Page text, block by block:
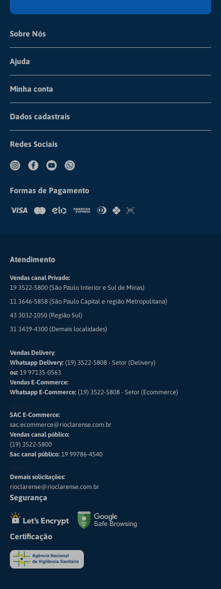
Sobre Nós
Pagamento
Institucional
Compliance
Ajuda
Trocas e Devoluções
Minha conta
Fazer Login
Dados cadastrais
Redes Sociais
Formas de Pagamento
Certificação
Segurança
Atendimento
Vendas canal Privado:
19 3522-5800 (São Paulo Interior e Sul de Minas)
11 3646-5858 (São Paulo Capital e região Metropolitana)
43 3032-1050 (Região Sul)
31 3439-4300 (Demais localidades)
Vendas Delivery:
Whatsapp Delivery: (19) 3522-5808 - Setor (Delivery)
ou: 19 97135-0563
Vendas E-Commerce:
Whatsapp E-Commerce: (19) 3522-5808 - Setor (Ecommerce)
<br/>
SAC E-Commerce:
sac.ecommerce@rioclarense.com.br
Vendas canal público:
(19) 3522-5800
Sac canal público: 19 99786-4540
<br/>
Demais solicitações:
rioclarense@rioclarense.com.br